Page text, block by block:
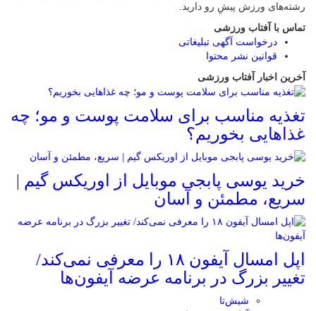
رشته‌های ورزش پیشِ رو دارید.
تماس با آفتاب ورزشی
درخواست آگهی تبلیغاتی
قوانین نشر محتوا
آخرین اخبار آفتاب ورزشی
تغذیه مناسب برای سلامت پوست و مو؛ چه
غذاهایی بخوریم؟
خرید یوسی پابجی موبایل از اوریکس گیم |
سریع، مطمئن و آسان
اپل امسال آیفون ۱۸ را معرفی نمی‌کند/
تغییر بزرگ در برنامه عرضه آیفون‌ها
شیش‌تا